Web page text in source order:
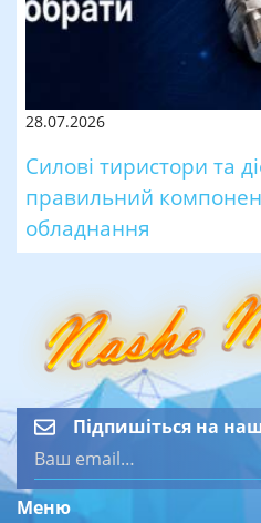
28.07.2026
Силові тиристори та
правильний
обладнання
Підпишіться на
Меню